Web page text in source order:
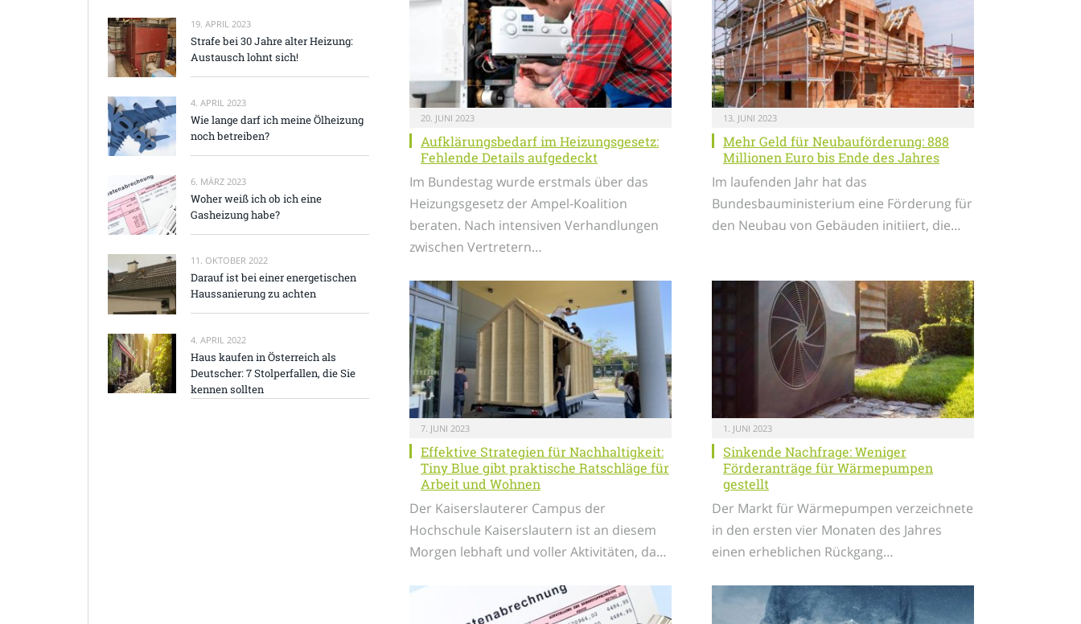
20. JUNI 2023
Aufklärungsbedarf im Heizungsgesetz:
Fehlende Details aufgedeckt
Im Bundestag wurde erstmals über das
Heizungsgesetz der Ampel-Koalition
beraten. Nach intensiven Verhandlungen
zwischen Vertretern…
13. JUNI 2023
Mehr Geld für Neubauförderung: 888
Millionen Euro bis Ende des Jahres
Im laufenden Jahr hat das
Bundesbauministerium eine Förderung für
den Neubau von Gebäuden initiiert, die…
7. JUNI 2023
Effektive Strategien für Nachhaltigkeit:
Tiny Blue gibt praktische Ratschläge für
Arbeit und Wohnen
Der Kaiserslauterer Campus der
Hochschule Kaiserslautern ist an diesem
Morgen lebhaft und voller Aktivitäten, da…
1. JUNI 2023
Sinkende Nachfrage: Weniger
Förderanträge für Wärmepumpen
gestellt
Der Markt für Wärmepumpen verzeichnete
in den ersten vier Monaten des Jahres
einen erheblichen Rückgang…
19. APRIL 2023
Strafe bei 30 Jahre alter Heizung:
Austausch lohnt sich!
4. APRIL 2023
Wie lange darf ich meine Ölheizung
noch betreiben?
6. MÄRZ 2023
Woher weiß ich ob ich eine
Gasheizung habe?
11. OKTOBER 2022
Darauf ist bei einer energetischen
Haussanierung zu achten
4. APRIL 2022
Haus kaufen in Österreich als
Deutscher: 7 Stolperfallen, die Sie
kennen sollten